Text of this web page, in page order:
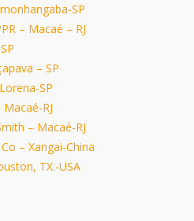
SP
– Macaé – RJ
– SP
SP
RJ
– Macaé-RJ
– Xangai-China
TX.-USA